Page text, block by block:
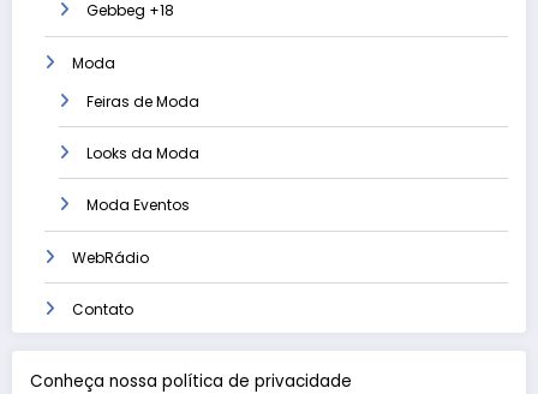
Gebbeg +18
Moda
Feiras de Moda
Looks da Moda
Moda Eventos
WebRádio
Contato
Conheça nossa política de privacidade